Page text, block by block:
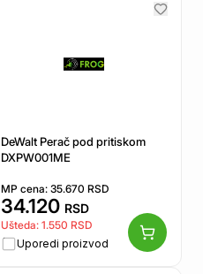
DeWalt Perač pod pritiskom
DXPW001ME
MP cena: 35.670 RSD
34.120 RSD
Ušteda: 1.550 RSD
Uporedi proizvod